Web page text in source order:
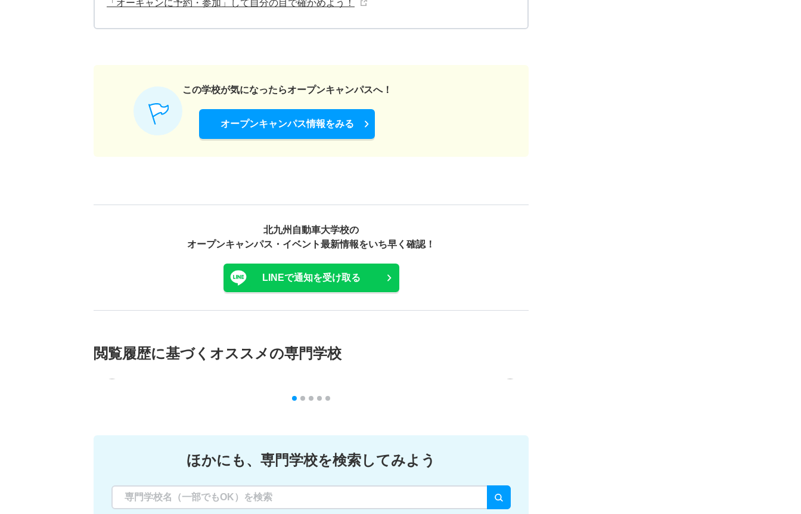
「オーキャンに予約・参加」して自分の目で確かめよう！
この学校が気になったらオープンキャンパスへ！
オープンキャンパス情報をみる
北九州自動車大学校の
オープンキャンパス・ イベント最新情報をいち早く確認！
LINEで通知を受け取る
閲覧履歴に基づく オススメの専門学校
ほかにも、 専門学校を検索してみよう